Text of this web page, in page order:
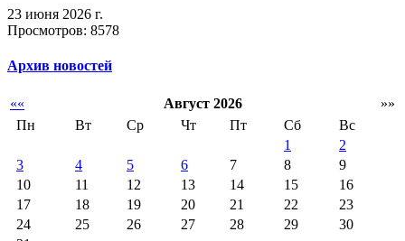
23 июня 2026 г.
Просмотров: 8578
Архив новостей
«« Август 2026
»»
Пн
Вт Ср Чт Пт Сб
Вс
1
2
3
4 5 6 7 8
9
10
11 12 13 14 15
16
17
18 19 20 21 22
23
24
25 26 27 28 29
30